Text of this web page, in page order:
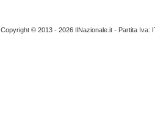
Copyright © 2013 - 2026 IlNazionale.it - Partita Iva: